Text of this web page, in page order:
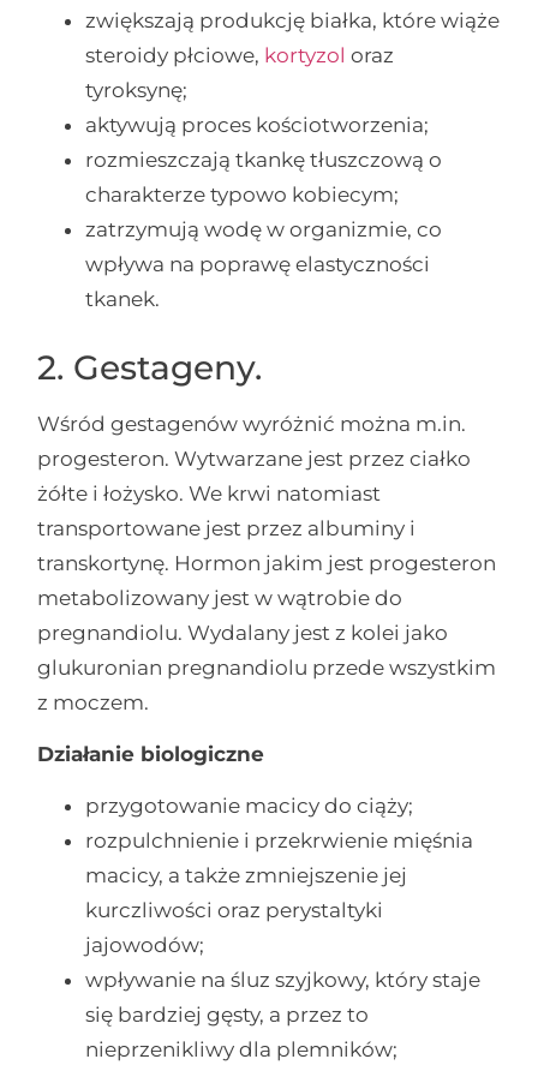
zwiększają produkcję białka, które wiąże
steroidy płciowe, kortyzol oraz
tyroksynę;
aktywują proces kościotworzenia;
rozmieszczają tkankę tłuszczową o
charakterze typowo kobiecym;
zatrzymują wodę w organizmie, co
wpływa na poprawę elastyczności
tkanek.
2. Gestageny.
Wśród gestagenów wyróżnić można m.in.
progesteron. Wytwarzane jest przez ciałko
żółte i łożysko. We krwi natomiast
transportowane jest przez albuminy i
transkortynę. Hormon jakim jest progesteron
metabolizowany jest w wątrobie do
pregnandiolu. Wydalany jest z kolei jako
glukuronian pregnandiolu przede wszystkim
z moczem.
Działanie biologiczne
przygotowanie macicy do ciąży;
rozpulchnienie i przekrwienie mięśnia
macicy, a także zmniejszenie jej
kurczliwości oraz perystaltyki
jajowodów;
wpływanie na śluz szyjkowy, który staje
się bardziej gęsty, a przez to
nieprzenikliwy dla plemników;